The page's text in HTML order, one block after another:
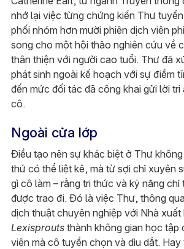
nhớ lại việc từng chứng kiến Thư
phối nhóm hơn mười phiên dịch viên
song cho một hội thảo nghiên cứu về
thân thiện với người cao tuổi. Thư đã
phát sinh ngoài kế hoạch với sự điềm
đến mức đối tác đã công khai gửi lời tri
cô.
Ngoài cửa lớp
Điều tạo nên sự khác biệt ở Thư
thứ có thể liệt kê, mà từ sợi chỉ xuyên
gì cô làm – rằng tri thức và kỹ năng chỉ
được trao đi. Đó là việc Thư, thông
dịch thuật chuyên nghiệp với Nhà xuất
Lexisproutsthành không gian học tập
viên mà cô tuyển chọn và dìu dắt.